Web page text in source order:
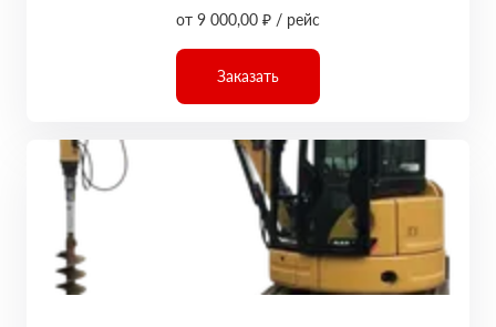
от 9 000,00 ₽ / рейс
Заказать